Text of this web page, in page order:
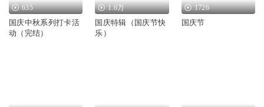
635
国庆中秋系列打卡活
动（完结）
1.6万
国庆特辑（国庆节快
乐）
1726
国庆节